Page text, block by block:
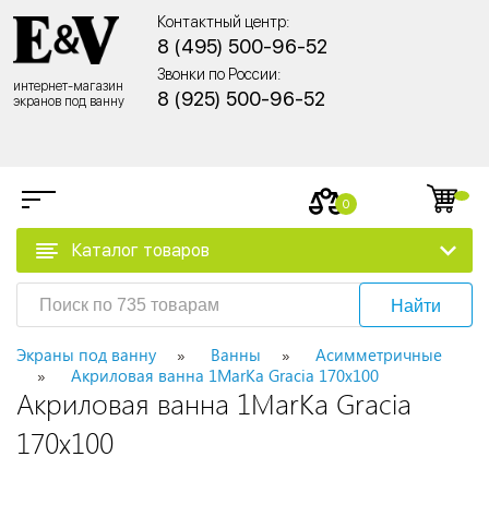
интернет-магазин
экранов под ванну
Контактный центр:
8 (495) 500-96-52
Звонки по России:
8 (925) 500-96-52
0
Каталог товаров
Найти
Экраны под ванну Ванны
Асимметричные
Акриловая ванна 1MarKa Gracia 170x100
Акриловая ванна 1MarKa Gracia
170x100